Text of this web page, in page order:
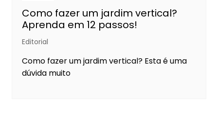
Como fazer um jardim vertical?
Aprenda em 12 passos!
Editorial
Como fazer um jardim vertical? Esta é uma
dúvida muito